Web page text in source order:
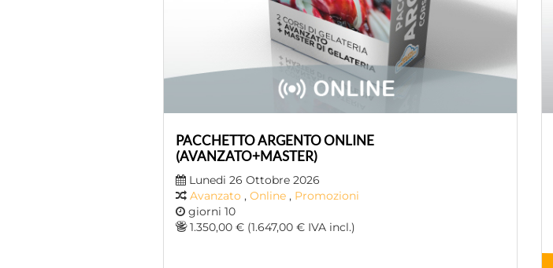
PACCHETTO ARGENTO ONLINE
(AVANZATO+MASTER)
Lunedi 26 Ottobre 2026
Avanzato , Online , Promozioni
giorni 10
1.350,00 € (1.647,00 € IVA incl.)